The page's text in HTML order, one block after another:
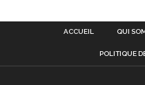
ACCUEIL QUI
POLITIQUE